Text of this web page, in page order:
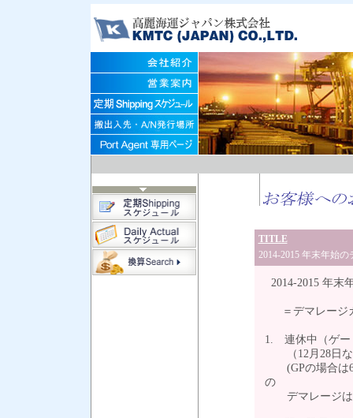
TITLE
2014-2015 年末年始
2014-2015 年末
＝デマレージ
1. 連休中（ゲー
（12月28日な
(GPの場合は6
の
デマレージは